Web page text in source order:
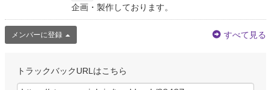
企画・製作しております。
メンバーに登録 すべて見る
トラックバックURLはこちら